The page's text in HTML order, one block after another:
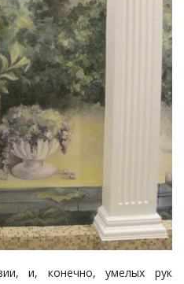
и, конечно, умелых рук